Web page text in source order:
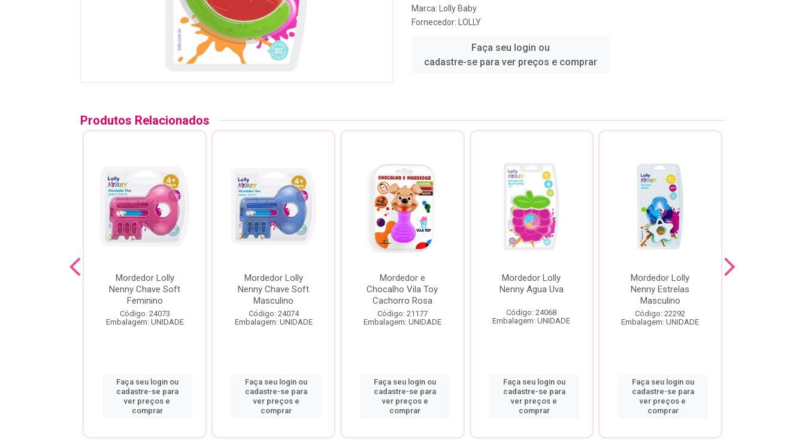
Marca:
Lolly Baby
Fornecedor:
LOLLY
Faça seu login ou
cadastre-se para ver preços e comprar
Produtos Relacionados
Mordedor Lolly
Nenny Chave Soft
Feminino
Código: 24073
Embalagem: UNIDADE
Faça seu login ou
cadastre-se para
ver preços e
comprar
Mordedor Lolly
Nenny Chave Soft
Masculino
Código: 24074
Embalagem: UNIDADE
Faça seu login ou
cadastre-se para
ver preços e
comprar
Mordedor e
Chocalho Vila Toy
Cachorro Rosa
Código: 21177
Embalagem: UNIDADE
Faça seu login ou
cadastre-se para
ver preços e
comprar
Mordedor Lolly
Nenny Agua Uva
Código: 24068
Embalagem: UNIDADE
Faça seu login ou
cadastre-se para
ver preços e
comprar
Mordedor Lolly
Nenny Estrelas
Masculino
Código: 22292
Embalagem: UNIDADE
Faça seu login ou
cadastre-se para
ver preços e
comprar